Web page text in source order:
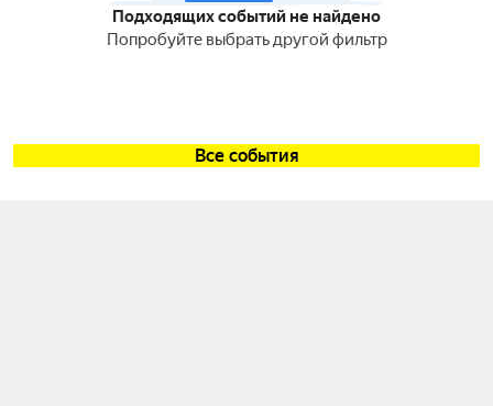
Подходящих событий не найдено
Попробуйте выбрать другой фильтр
Все события